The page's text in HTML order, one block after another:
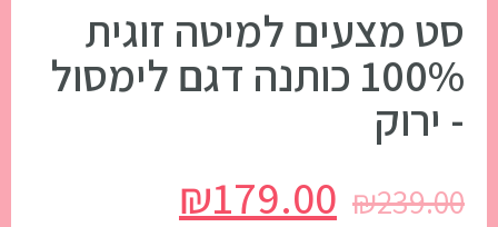
סט מצעים למיטה זוגית
100% כותנה דגם לימסול
- ירוק
₪239.00
₪179.00